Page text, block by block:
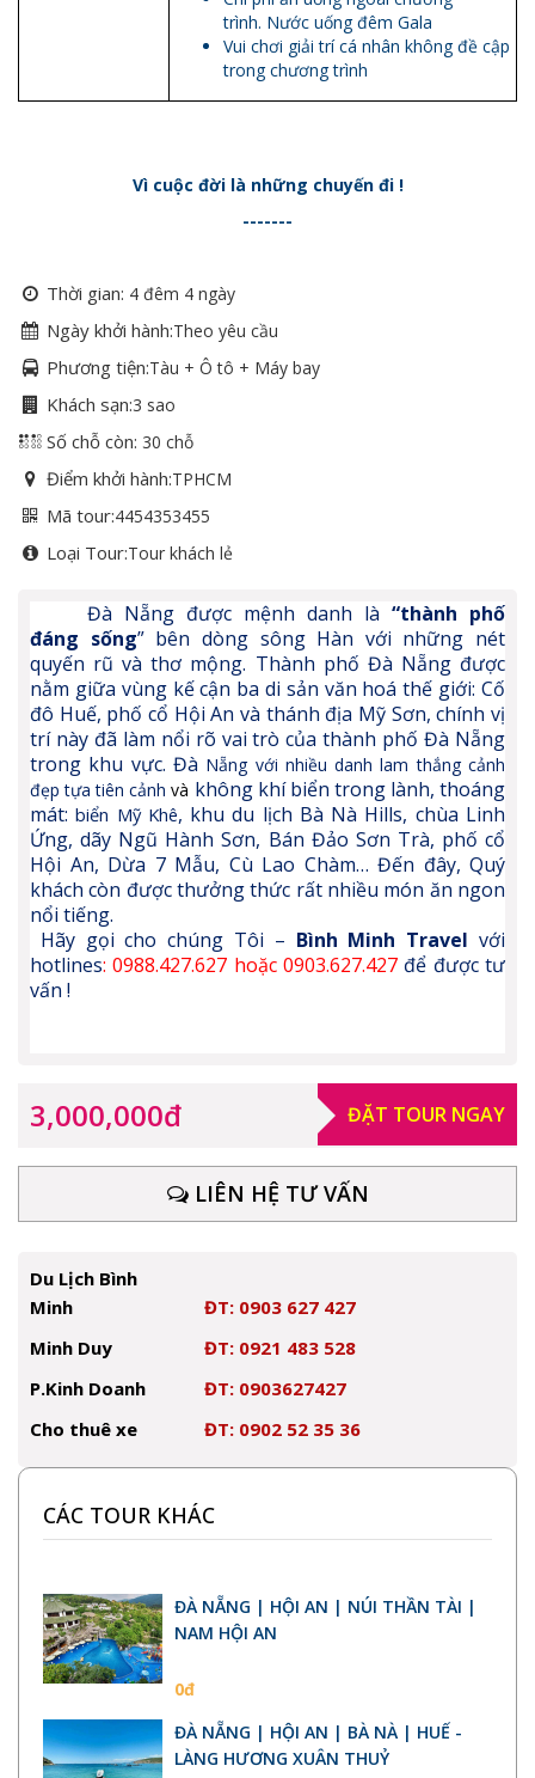
trình. Nước uống đêm Gala
Vui chơi giải trí cá nhân không đề cập
trong chương trình
Vì cuộc đời là những chuyến đi !
-------
Thời gian: 4 đêm 4 ngày
Ngày khởi hành:Theo yêu cầu
Phương tiện:Tàu + Ô tô + Máy bay
Khách sạn:3 sao
Số chỗ còn: 30 chỗ
Điểm khởi hành:TPHCM
Mã tour:4454353455
Loại Tour:Tour khách lẻ
Đà Nẵng được mệnh danh là “thành phố
đáng sống” bên dòng sông Hàn với những nét
quyến rũ và thơ mộng. Thành phố Đà Nẵng được
nằm giữa vùng kế cận ba di sản văn hoá thế giới: Cố
đô Huế, phố cổ Hội An và thánh địa Mỹ Sơn, chính vị
trí này đã làm nổi rõ vai trò của thành phố Đà Nẵng
trong khu vực. Đà Nẵng với nhiều danh lam thắng cảnh
đẹp tựa tiên cảnh và không khí biển trong lành, thoáng
mát:biển Mỹ Khê, khu du lịch Bà Nà Hills, chùa Linh
Ứng, dãy Ngũ Hành Sơn, Bán Đảo Sơn Trà, phố cổ
Hội An, Dừa 7 Mẫu, Cù Lao Chàm… Đến đây, Quý
khách còn được thưởng thức rất nhiều món ăn ngon
nổi tiếng.
Hãy gọi cho chúng Tôi – Bình Minh Travel với
hotlines: 0988.427.627 hoặc 0903.627.427 để được tư
vấn !
3,000,000đ ĐẶT TOUR NGAY
LIÊN HỆ TƯ VẤN
Du Lịch Bình
Minh
ĐT: 0903 627 427
Minh Duy
ĐT: 0921 483 528
P.Kinh Doanh
ĐT: 0903627427
Cho thuê xe
ĐT: 0902 52 35 36
CÁC TOUR KHÁC
ĐÀ NẴNG | HỘI AN | NÚI THẦN TÀI |
NAM HỘI AN
0đ
ĐÀ NẴNG | HỘI AN | BÀ NÀ | HUẾ -
LÀNG HƯƠNG XUÂN THUỶ